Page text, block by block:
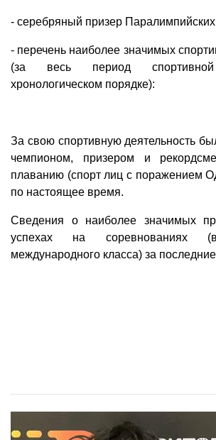
- серебряный призер Паралимпийских
- перечень наиболее значимых
(за весь период
хронологическом порядке):
За свою спортивную деятельность
чемпионом, призером и
плаванию (спорт лиц с поражением
по настоящее время.
Сведения о наиболее значимых
успехах на соревнованиях
международного класса) за